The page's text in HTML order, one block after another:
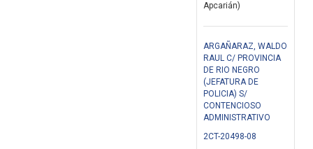
Apcarián)
ARGAÑARAZ, WALDO
RAUL C/ PROVINCIA
DE RIO NEGRO
(JEFATURA DE
POLICIA) S/
CONTENCIOSO
ADMINISTRATIVO
2CT-20498-08